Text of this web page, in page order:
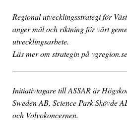
Regional utvecklingsstrategi för
anger mål och riktning för vårt
utvecklingsarbete.
Läs mer om strategin på
Initiativtagare till ASSAR är
Sweden AB, Science Park Skövde
och Volvokoncernen.